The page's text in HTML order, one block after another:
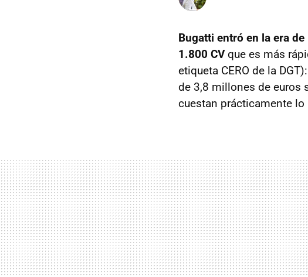
Bugatti entró en la era
1.800 CVque es más
etiqueta CERO de la
de 3,8 millones de euros
cuestan prácticamente